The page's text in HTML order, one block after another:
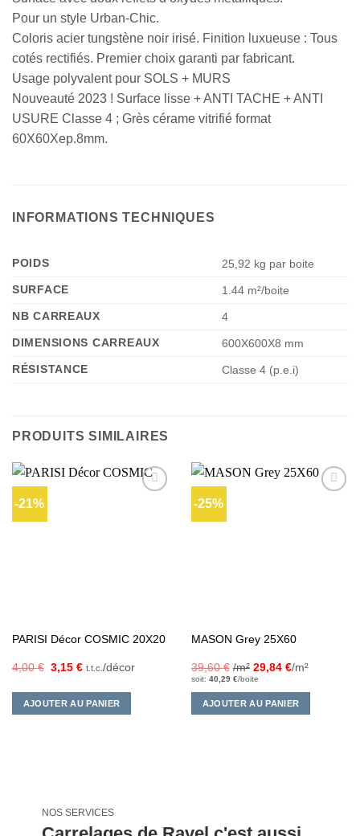
Pour un style Urban-Chic.
Coloris acier tungstène noir irisé. Finition luxueuse : Tous
cotés rectifiés. Premier choix garanti par fabricant.
Usage polyvalent pour SOLS + MURS
Nouveauté 2023 ! Surface lisse + ANTI TACHE + ANTI
USURE Classe 4 ; Grès cérame vitrifié format
60X60Xep.8mm.
INFORMATIONS TECHNIQUES
POIDS
25,92 kg par boite
SURFACE
1.44 m²/boite
NB CARREAUX
4
DIMENSIONS CARREAUX
600X600X8 mm
RÉSISTANCE
Classe 4 (p.e.i)
PRODUITS SIMILAIRES
-21%
PARISI Décor COSMIC 20X20
4,00€ Le
était :
4,00 €.
3,15 €Le
est :
3,15 €.
t.t.c. /décor
AJOUTER AU PANIER
-25%
MASON Grey 25X60
39,60€ /m² 29,84 €/m²
soit: 40,29 €/boite
AJOUTER AU PANIER
NOS SERVICES